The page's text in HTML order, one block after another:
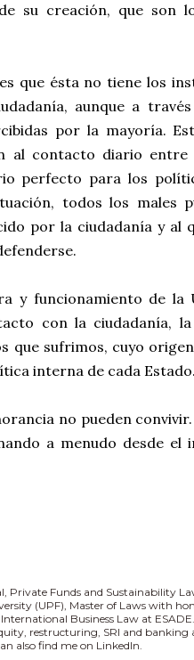
su creación, que son
que ésta no tiene los
aunque a
por la mayoría.
al contacto diario
perfecto para los
todos los males
por la ciudadanía y al
y funcionamiento de la
con la ciudadanía, la
que sufrimos, cuyo origen
interna de cada Estado.
no pueden
a menudo desde el
Private Funds and Sustainability
(UPF), Master of Laws with
Business Law at
restructuring, SRI and banking
also find me on LinkedIn.